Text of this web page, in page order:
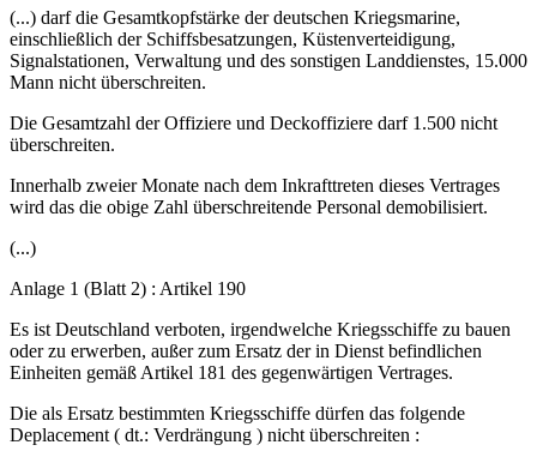
(...) darf die Gesamtkopfstärke der deutschen Kriegsmarine,
einschließlich der Schiffsbesatzungen, Küstenverteidigung,
Signalstationen, Verwaltung und des sonstigen Landdienstes, 15.000
Mann nicht überschreiten.
Die Gesamtzahl der Offiziere und Deckoffiziere darf 1.500 nicht
überschreiten.
Innerhalb zweier Monate nach dem Inkrafttreten dieses Vertrages
wird das die obige Zahl überschreitende Personal demobilisiert.
(...)
Anlage 1 (Blatt 2) : Artikel 190
Es ist Deutschland verboten, irgendwelche Kriegsschiffe zu bauen
oder zu erwerben, außer zum Ersatz der in Dienst befindlichen
Einheiten gemäß Artikel 181 des gegenwärtigen Vertrages.
Die als Ersatz bestimmten Kriegsschiffe dürfen das folgende
Deplacement ( dt.: Verdrängung ) nicht überschreiten :